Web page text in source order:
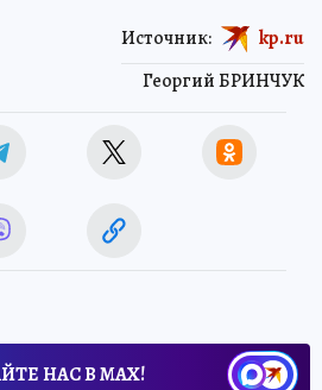
Георгий БРИНЧУК
Источник: kp.ru
НАС В МАХ!